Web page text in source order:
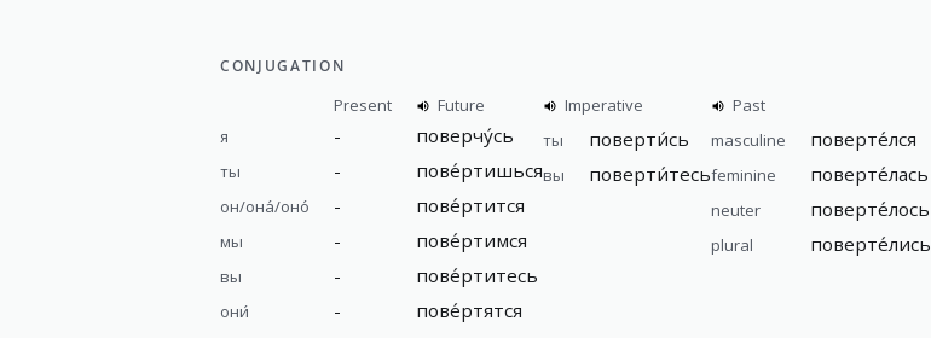
CONJUGATION
Present
Future
я
- поверчу́сь
ты - пове́ртишься
он/она́/оно́ - пове́ртится
мы - пове́ртимся
вы - пове́ртитесь
они́ - пове́ртятся
Imperative
ты
поверти́сь
вы поверти́тесь
Past
masculine
поверте́лся
feminine поверте́лась
neuter поверте́лось
plural поверте́лись